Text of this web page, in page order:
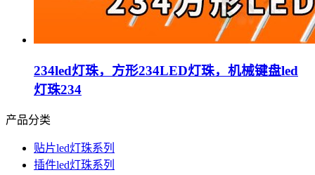
234led灯珠，方形234LED灯珠，机械键盘led
灯珠234
产品分类
贴片led灯珠系列
插件led灯珠系列